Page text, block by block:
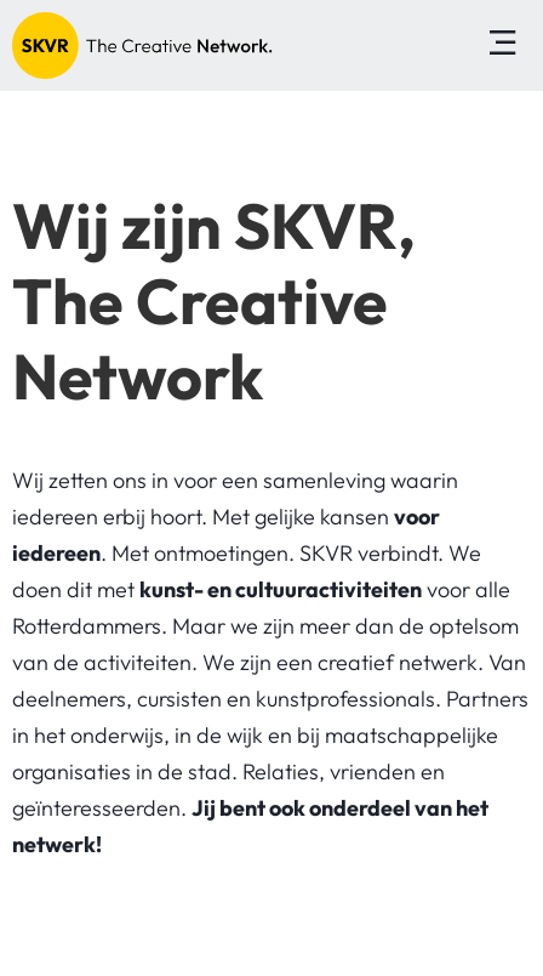
Wij zijn SKVR,
The Creative
Network
Wij zetten ons in voor een samenleving waarin
iedereen erbij hoort. Met gelijke kansen voor
iedereen. Met ontmoetingen. SKVR verbindt. We
doen dit met kunst- en cultuuractiviteitenvoor alle
Rotterdammers. Maar we zijn meer dan de optelsom
van de activiteiten. We zijn een creatief netwerk. Van
deelnemers, cursisten en kunstprofessionals. Partners
in het onderwijs, in de wijk en bij maatschappelijke
organisaties in de stad. Relaties, vrienden en
geïnteresseerden. Jij bent ook onderdeel van het
netwerk!